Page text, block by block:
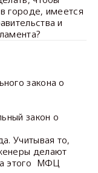
городе, имеется
и
закона о
закон о
Учитывая то,
делают
этого МФЦ